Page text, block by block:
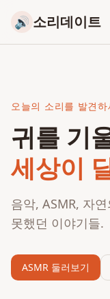
🔊 소리데이트
오늘의 소리를 발견하
귀를 기
세상이
음악, ASMR, 자
못했던 이야기들.
ASMR 둘러보기